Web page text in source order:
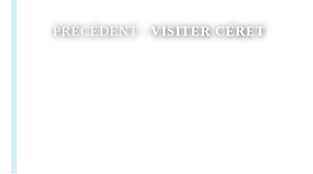
PRÉCÉDENT : VISITER CÉRET